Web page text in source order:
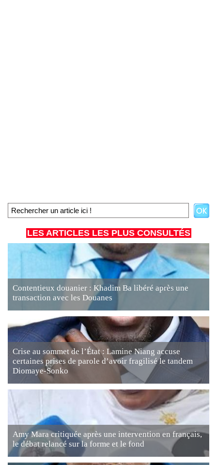
LES ARTICLES LES PLUS CONSULTÉS
Contentieux douanier : Khadim Ba libéré après une
transaction avec les Douanes
Crise au sommet de l’État : Lamine Niang accuse
certaines prises de parole d’avoir fragilisé le tandem
Diomaye-Sonko
Amy Mara critiquée après une intervention en français,
le débat relancé sur la forme et le fond